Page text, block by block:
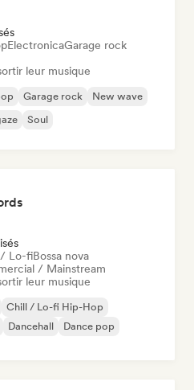
ElectronicaGarage rock
leur musique
Garage rock
New wave
Soul
/ Lo-fiBossa nova
/ Mainstream
leur musique
Chill / Lo-fi Hip-Hop
Dancehall
Dance pop